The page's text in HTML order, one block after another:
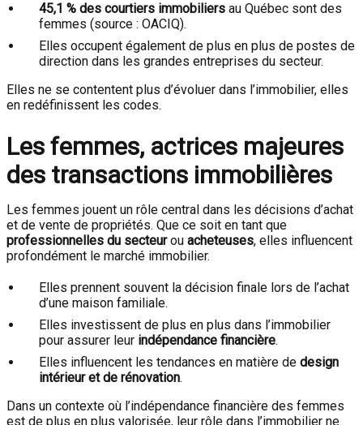
45,1 % des courtiers immobiliers au Québec sont des
femmes (source : OACIQ).
Elles occupent également de plus en plus de postes de
direction dans les grandes entreprises du secteur.
Elles ne se contentent plus d’évoluer dans l’immobilier, elles
en redéfinissent les codes.
Les femmes, actrices majeures
des transactions immobilières
Les femmes jouent un rôle central dans les décisions d’achat
et de vente de propriétés. Que ce soit en tant que
professionnelles du secteurou acheteuses, elles influencent
profondément le marché immobilier.
Elles prennent souvent la décision finale lors de l’achat
d’une maison familiale.
Elles investissent de plus en plus dans l’immobilier
pour assurer leur indépendance financière.
Elles influencent les tendances en matière de design
intérieur et de rénovation.
Dans un contexte où l’indépendance financière des femmes
est de plus en plus valorisée, leur rôle dans l’immobilier ne